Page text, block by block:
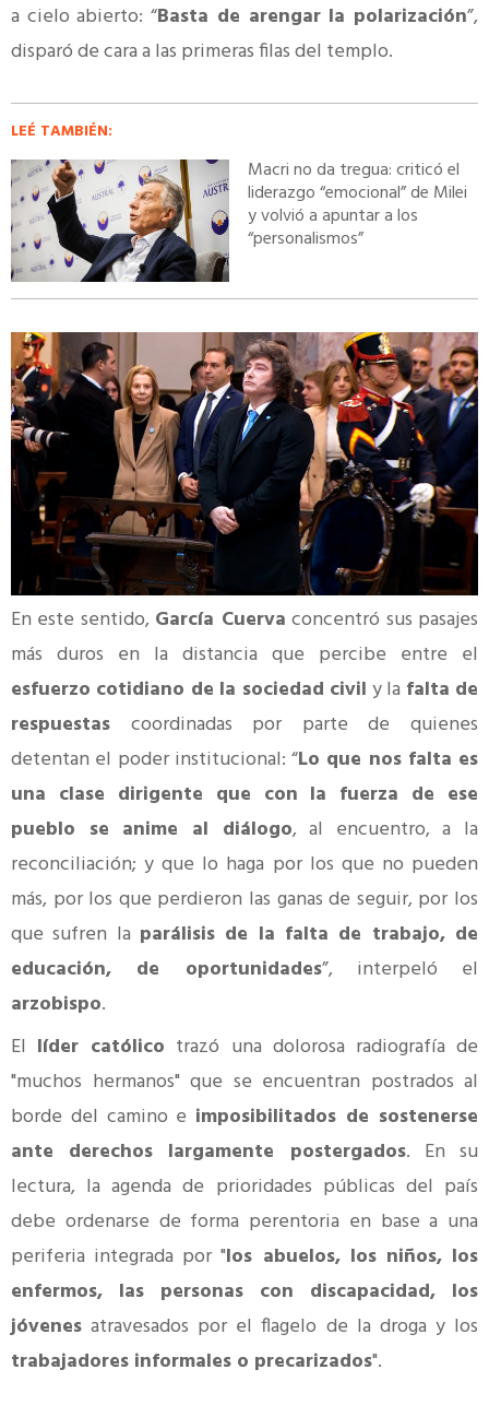
a cielo abierto: “Basta de arengar la polarización”,
disparó de cara a las primeras filas del templo.
LEÉ TAMBIÉN:
Macri no da tregua: criticó el
liderazgo “emocional” de Milei
y volvió a apuntar a los
“personalismos”
En este sentido, García Cuerva concentró sus pasajes
más duros en la distancia que percibe entre el
esfuerzo cotidiano de la sociedad civil y la falta de
respuestas coordinadas por parte de quienes
detentan el poder institucional: “Lo que nos falta es
una clase dirigente que con la fuerza de ese
pueblo se anime al diálogo, al encuentro, a la
reconciliación; y que lo haga por los que no pueden
más, por los que perdieron las ganas de seguir, por los
que sufren la parálisis de la falta de trabajo, de
educación, de oportunidades”, interpeló el
arzobispo.
El líder católico trazó una dolorosa radiografía de
"muchos hermanos" que se encuentran postrados al
borde del camino e imposibilitados de sostenerse
ante derechos largamente postergados. En su
lectura, la agenda de prioridades públicas del país
debe ordenarse de forma perentoria en base a una
periferia integrada por "los abuelos, los niños, los
enfermos, las personas con discapacidad, los
jóvenes atravesados por el flagelo de la droga y los
trabajadores informales o precarizados".